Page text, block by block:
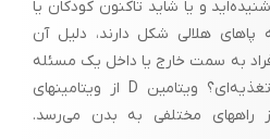
است که باعث کاهش محتوای استخوان و
استخوان استئوپورتیک با حداقل
تروما دچار شکستگی می‌شود(3و10و11). تاثیر استئوپورز روی
و اثرات طولانی مدت آن باید مورد توجه
و یا شاید تاکنون کودکان یا
پاهای هلالی شکل دارند، دلیل آن
به سمت خارج یا داخل یک مسئله
ژنتیکی است یا یک کمبود تغذیه‌ای؟ ویتامین D از ویتامینهای
مختلفی به بدن می‌رسد.